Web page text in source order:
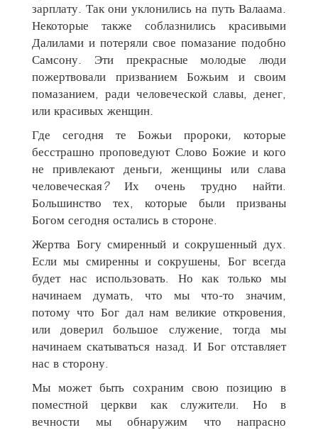
зарплату. Так они уклонились на путь Валаама.
Некоторые также соблазнились красивыми
Далилами и потеряли свое помазание подобно
Самсону. Эти прекрасные молодые люди
пожертвовали призванием Божьим и своим
помазанием, ради человеческой славы, денег,
или красивых женщин.
Где сегодня те Божьи пророки,которые
бесстрашно проповедуют Слово Божие и кого
не привлекают деньги,женщины или слава
человеческая? Их очень трудно найти.
Большинство тех, которые были призваны
Богом сегодня остались в стороне.
Жертва Богу смиренный и сокрушенный дух.
Если мы смиренны и сокрушены, Бог всегда
будет нас использовать. Но как только мы
начинаем думать, что мы что-то значим,
потому что Бог дал нам великие откровения,
или доверил большое служение, тогда мы
начинаем скатываться назад. И Бог отставляет
нас в сторону.
Мы может быть сохраним свою позицию в
поместной церкви как служители. Но в
вечности мы обнаружим что напрасно